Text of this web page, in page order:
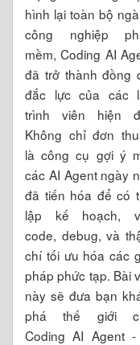
hình lại toàn bộ
công nghiệp
mềm, Coding AI
đã trở thành đồng
đắc lực của các
trình viên hiện
Không chỉ đơn
là công cụ gợi ý
các AI Agent ngày
đã tiến hóa để có
lập kế hoạch,
code, debug, và
chí tối ưu hóa các
pháp phức tạp. Bài
này sẽ đưa bạn
phá thế giới
Coding AI Agent